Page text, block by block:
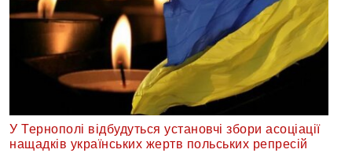
У Тернополі відбудуться установчі збори асоціації
нащадків українських жертв польських репресій